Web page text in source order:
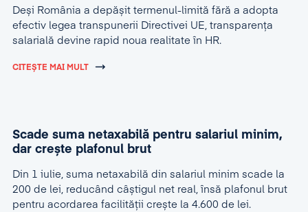
Deși România a depășit termenul-limită fără a adopta
efectiv legea transpunerii Directivei UE, transparența
salarială devine rapid noua realitate în HR.
CITEȘTE MAI MULT
Scade suma netaxabilă pentru salariul minim,
dar crește plafonul brut
Din 1 iulie, suma netaxabilă din salariul minim scade la
200 de lei, reducând câștigul net real, însă plafonul brut
pentru acordarea facilității crește la 4.600 de lei.